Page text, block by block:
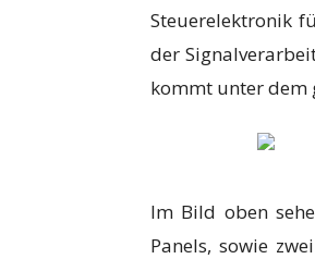
Steuerelektronik
der
kommt unter dem
Im Bild oben
Panels, sowie